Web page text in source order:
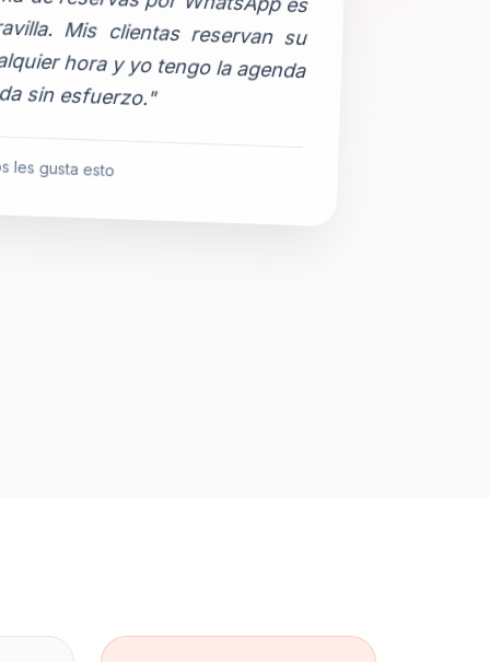
sin esfuerzo."
les gusta esto